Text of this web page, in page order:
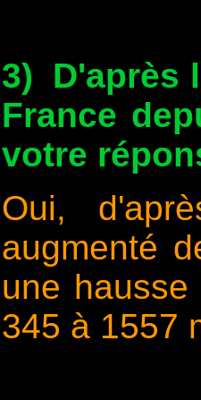
3) D'après
France
votre
Oui,
augmenté
une
345 à 1557